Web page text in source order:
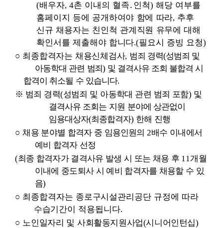
(배우자, 4촌 이내의 혈족․ 인척)해당 여부를
홈페이지 등에 공개하여야 함에 따라, 추후
신규 채용자는 친인척 관계직원 유무에 대해
확인서를 제출해야 합니다.(필요시 증빙 요청)
○ 최종합격자는 채용신체검사, 범죄 경력(성범죄 및
아동학대 관련 범죄) 및 결격사유 조회 불합격 시
합격이 취소될 수 있습니다.
※ 범죄 경력(성범죄 및 아동학대 관련 범죄 포함) 및
결격사유 조회는 지원 분야에 상관없이
임용대상자(최종합격자) 한해 진행
○채용 분야별 합격자 중 임용인원의2배수 이내에서
예비 합격자 선정
(최종 합격자가 결격사유 발생 시 또는 채용 후 11개월
이내에 중도퇴사 시 예비 합격자를 채용할 수 있
음)
○ 최종합격자는 종로구시설관리공단 규정에 따라
수습기간이 적용됩니다.
○ 노인일자리 및 사회활동지원사업(시니어인턴십)